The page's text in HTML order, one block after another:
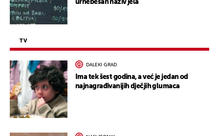
urnebesan naziv jela
TV
DALEKI GRAD
Ima tek šest godina, a već je jedan od
najnagrađivanijih dječjih glumaca